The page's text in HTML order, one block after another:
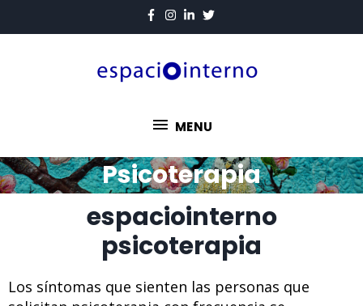
MENU
Psicoterapia
espaciointerno
psicoterapia
Los síntomas que sienten las personas que